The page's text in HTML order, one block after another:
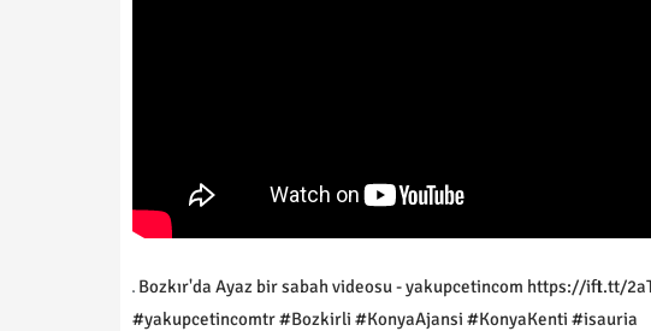
Bozkır'da Ayaz bir sabah videosu - yakupcetincom https://ift.tt/
#yakupcetincomtr #Bozkirli #KonyaAjansi #KonyaKenti #isauria